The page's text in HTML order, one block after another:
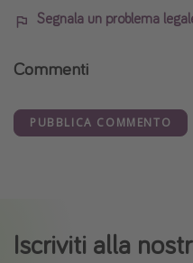
Segnala un problema
Commenti
PUBBLICA COMMENTO
Iscriviti alla